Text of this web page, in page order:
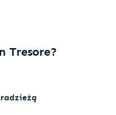
Tresore?